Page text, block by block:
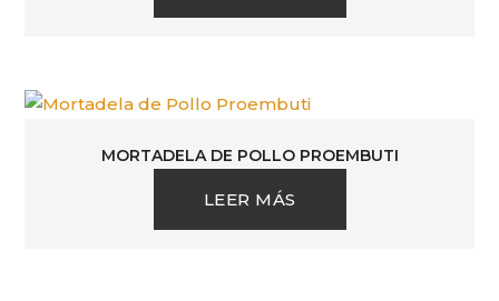
MORTADELA DE POLLO PROEMBUTI
LEER MÁS